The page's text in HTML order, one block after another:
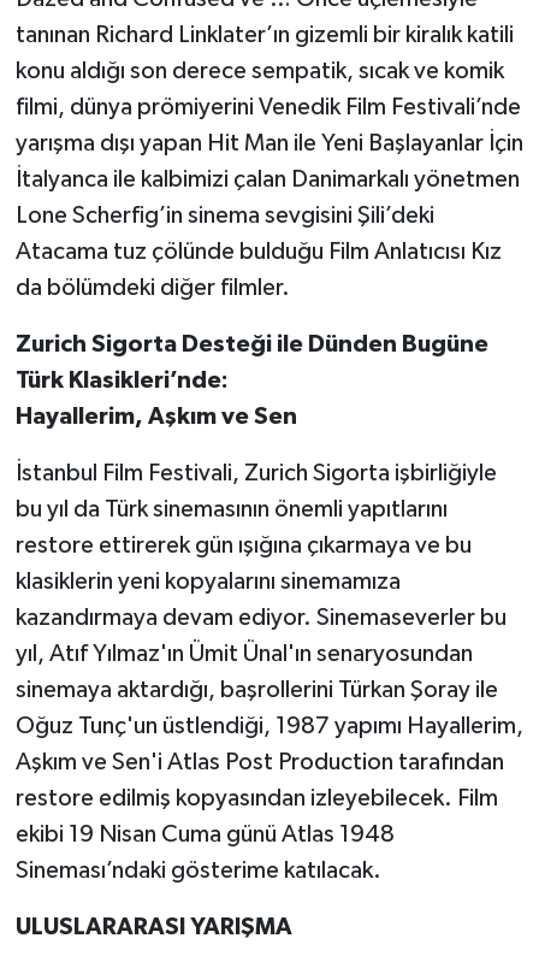
tanınan Richard Linklater’ın gizemli bir kiralık katili
konu aldığı son derece sempatik, sıcak ve komik
filmi, dünya prömiyerini Venedik Film Festivali’nde
yarışma dışı yapan Hit Man ile Yeni Başlayanlar İçin
İtalyanca ile kalbimizi çalan Danimarkalı yönetmen
Lone Scherfig’in sinema sevgisini Şili’deki
Atacama tuz çölünde bulduğu Film Anlatıcısı Kız
da bölümdeki diğer filmler.
Zurich Sigorta Desteği ile Dünden Bugüne
Türk Klasikleri’nde:
Hayallerim, Aşkım ve Sen
İstanbul Film Festivali, Zurich Sigorta işbirliğiyle
bu yıl da Türk sinemasının önemli yapıtlarını
restore ettirerek gün ışığına çıkarmaya ve bu
klasiklerin yeni kopyalarını sinemamıza
kazandırmaya devam ediyor. Sinemaseverler bu
yıl, Atıf Yılmaz'ın Ümit Ünal'ın senaryosundan
sinemaya aktardığı, başrollerini Türkan Şoray ile
Oğuz Tunç'un üstlendiği, 1987 yapımı Hayallerim,
Aşkım ve Sen'i Atlas Post Production tarafından
restore edilmiş kopyasından izleyebilecek. Film
ekibi 19 Nisan Cuma günü Atlas 1948
Sineması’ndaki gösterime katılacak.
ULUSLARARASI YARIŞMA